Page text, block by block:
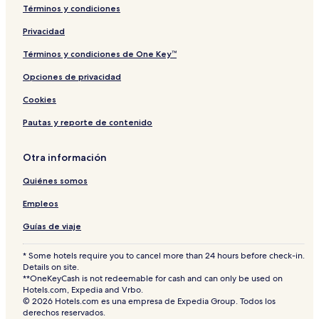
ı
n
E
s
r
s
Términos y condiciones
Privacidad
Términos y condiciones de One Key™
Opciones de privacidad
Cookies
Pautas y reporte de contenido
Otra información
Quiénes somos
Empleos
Guías de viaje
* Some hotels require you to cancel more than 24 hours before check-in.
Details on site.
**OneKeyCash is not redeemable for cash and can only be used on
Hotels.com, Expedia and Vrbo.
© 2026 Hotels.com es una empresa de Expedia Group. Todos los
derechos reservados.